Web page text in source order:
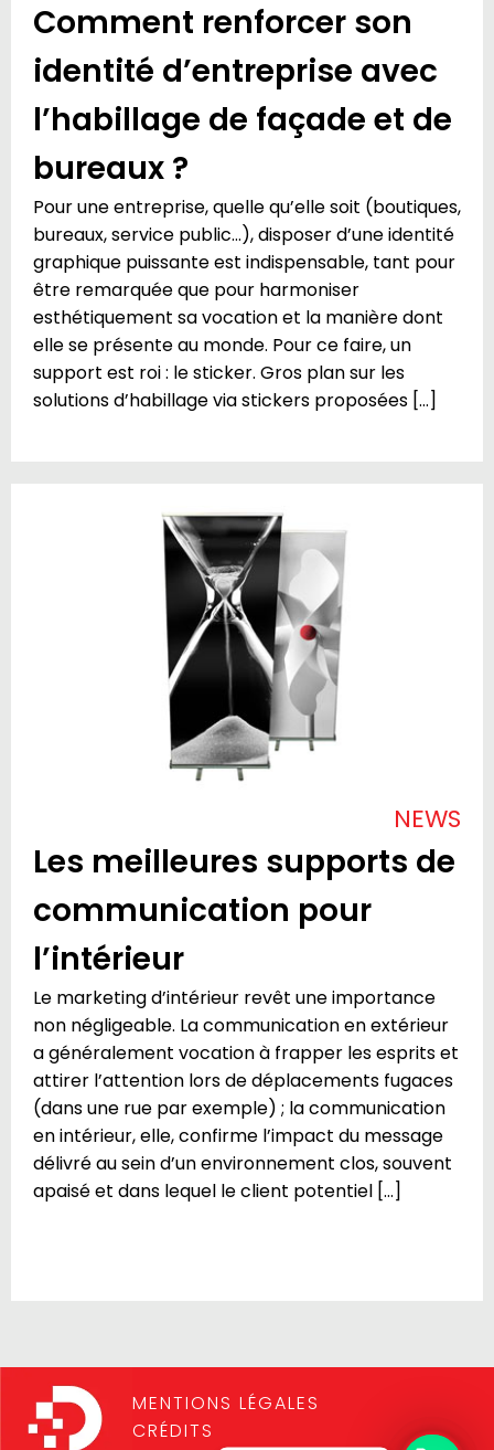
Comment renforcer son
identité d’entreprise avec
l’habillage de façade et de
bureaux ?
Pour une entreprise, quelle qu’elle soit (boutiques,
bureaux, service public…), disposer d’une identité
graphique puissante est indispensable, tant pour
être remarquée que pour harmoniser
esthétiquement sa vocation et la manière dont
elle se présente au monde. Pour ce faire, un
support est roi : le sticker. Gros plan sur les
solutions d’habillage via stickers proposées […]
NEWS
Les meilleures supports de
communication pour
l’intérieur
Le marketing d’intérieur revêt une importance
non négligeable. La communication en extérieur
a généralement vocation à frapper les esprits et
attirer l’attention lors de déplacements fugaces
(dans une rue par exemple) ; la communication
en intérieur, elle, confirme l’impact du message
délivré au sein d’un environnement clos, souvent
apaisé et dans lequel le client potentiel […]
MENTIONS LÉGALES
CRÉDITS